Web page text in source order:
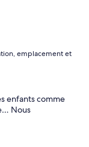
emplacement et
enfants comme
Nous